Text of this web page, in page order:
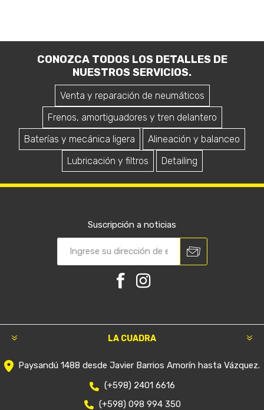
CONOZCA TODOS LOS DETALLES DE
NUESTROS SERVICIOS.
Venta y reparación de neumáticos
Frenos, amortiguadores y tren delantero
Baterías y mecánica ligera
Alineación y balanceo
Lubricación y filtros
Detailing
Suscripción a noticias
LA CUADRA
Paysandú 1488 desde Javier Barrios Amorín hasta Vázquez.
(+598) 2401 6616
(+598) 098 994 350